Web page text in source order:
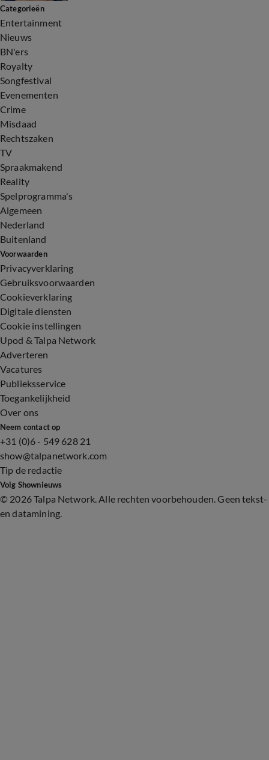
Categorieën
Entertainment
Nieuws
BN'ers
Royalty
Songfestival
Evenementen
Crime
Misdaad
Rechtszaken
TV
Spraakmakend
Reality
Spelprogramma's
Algemeen
Nederland
Buitenland
Voorwaarden
Privacyverklaring
Gebruiksvoorwaarden
Cookieverklaring
Digitale diensten
Cookie instellingen
Upod & Talpa Network
Adverteren
Vacatures
Publieksservice
Toegankelijkheid
Over ons
Neem contact op
+31 (0)6 - 549 628 21
show@talpanetwork.com
Tip de redactie
Volg Shownieuws
© 2026 Talpa Network. Alle rechten voorbehouden. Geen tekst-
en datamining.